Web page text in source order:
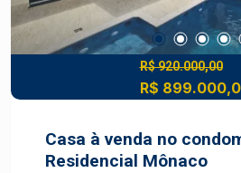
R$ 920.000,00
R$
Casa à venda no
Residencial Mônaco